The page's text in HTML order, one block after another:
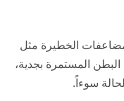
الخطيرة مثل
البطن المستمرة بجدية،
سوءاً.